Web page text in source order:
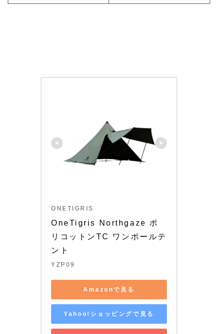
ONETIGRIS
OneTigris Northgaze ポ
リコットンTC ワンポールテ
ント
YZP09
Amazonで見る
Yahoo!ショッピングで見る